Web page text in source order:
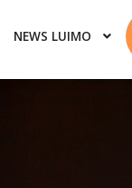
NEWS LUIMO